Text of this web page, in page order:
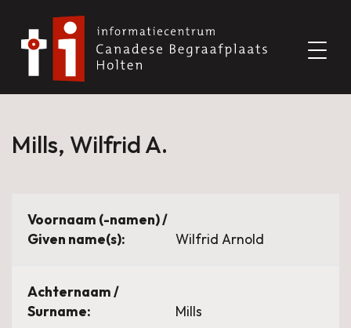
Mills, Wilfrid A.
Voornaam (-namen) /
Given name(s):
Wilfrid Arnold
Achternaam /
Surname:
Mills